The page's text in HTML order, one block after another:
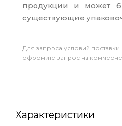
продукции и может
существующие
Для запроса условий
оформите запрос на
Характеристики